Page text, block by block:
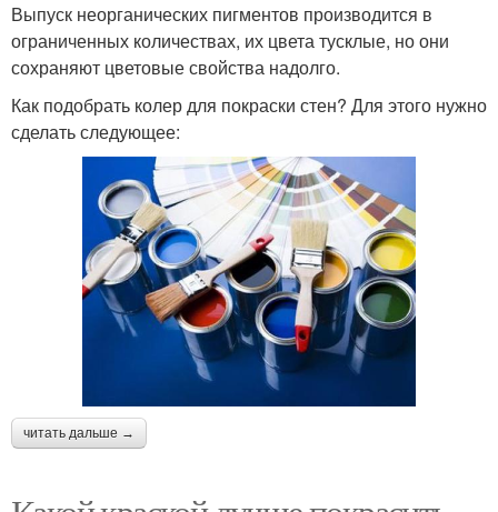
Выпуск неорганических пигментов производится в
ограниченных количествах, их цвета тусклые, но они
сохраняют цветовые свойства надолго.
Как подобрать колер для покраски стен? Для этого нужно
сделать следующее:
читать дальше →